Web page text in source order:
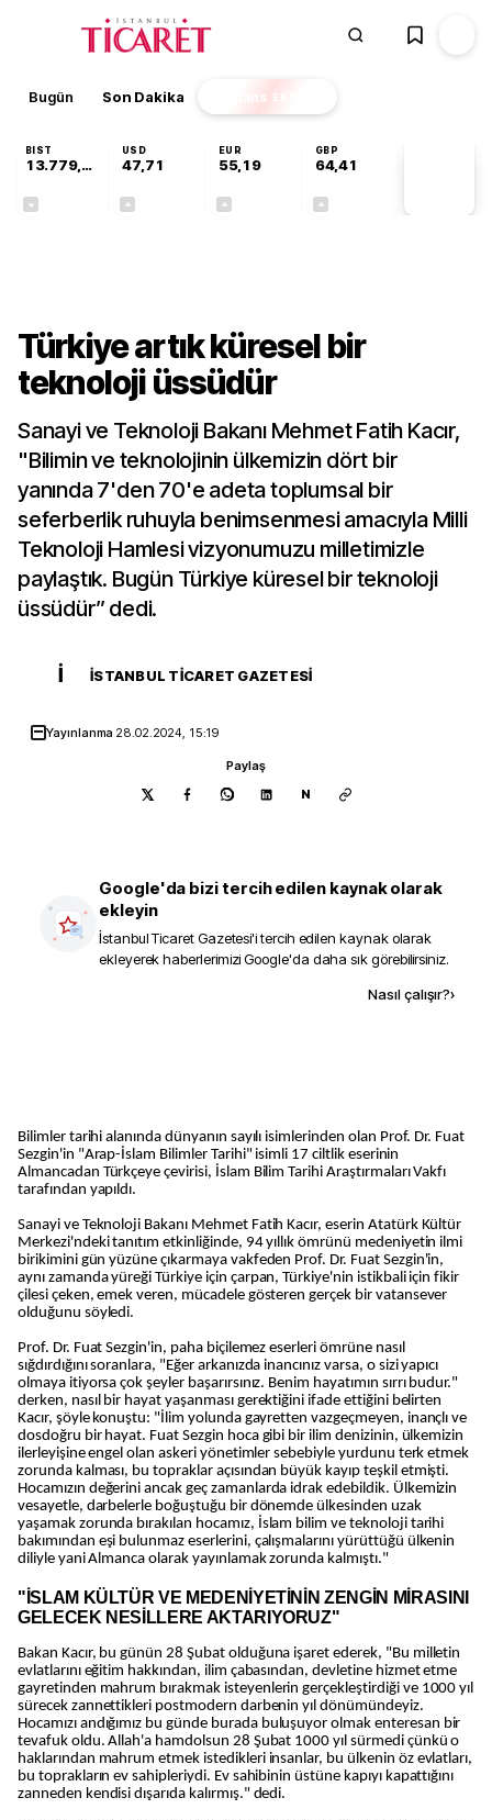
Bugün Son Dakika Finans EKSTRA
BIST
13.779,39
USD
47,71
EUR
55,19
GBP
64,41
Türkiye artık küresel bir
teknoloji üssüdür
Sanayi ve Teknoloji Bakanı Mehmet Fatih Kacır,
"Bilimin ve teknolojinin ülkemizin dört bir
yanında 7'den 70'e adeta toplumsal bir
seferberlik ruhuyla benimsenmesi amacıyla Milli
Teknoloji Hamlesi vizyonumuzu milletimizle
paylaştık. Bugün Türkiye küresel bir teknoloji
üssüdür” dedi.
İ İSTANBUL TICARET GAZETESI
Yayınlanma 28.02.2024, 15:19
Paylaş
N
Google'da bizi tercih edilen kaynak olarak
ekleyin
İstanbul Ticaret Gazetesi'i tercih edilen kaynak olarak
ekleyerek haberlerimizi Google'da daha sık görebilirsiniz.
Nasıl çalışır?›
Bilimler tarihi alanında dünyanın sayılı isimlerinden olan Prof. Dr. Fuat
Sezgin'in "Arap-İslam Bilimler Tarihi" isimli 17 ciltlik eserinin
Almancadan Türkçeye çevirisi, İslam Bilim Tarihi Araştırmaları Vakfı
tarafından yapıldı.
Sanayi ve Teknoloji Bakanı Mehmet Fatih Kacır, eserin Atatürk Kültür
Merkezi'ndeki tanıtım etkinliğinde, 94 yıllık ömrünü medeniyetin ilmi
birikimini gün yüzüne çıkarmaya vakfeden Prof. Dr. Fuat Sezgin'in,
aynı zamanda yüreği Türkiye için çarpan, Türkiye'nin istikbali için fikir
çilesi çeken, emek veren, mücadele gösteren gerçek bir vatansever
olduğunu söyledi.
Prof. Dr. Fuat Sezgin'in, paha biçilemez eserleri ömrüne nasıl
sığdırdığını soranlara, "Eğer arkanızda inancınız varsa, o sizi yapıcı
olmaya itiyorsa çok şeyler başarırsınız. Benim hayatımın sırrı budur."
derken, nasıl bir hayat yaşanması gerektiğini ifade ettiğini belirten
Kacır, şöyle konuştu: "İlim yolunda gayretten vazgeçmeyen, inançlı ve
dosdoğru bir hayat. Fuat Sezgin hoca gibi bir ilim denizinin, ülkemizin
ilerleyişine engel olan askeri yönetimler sebebiyle yurdunu terk etmek
zorunda kalması, bu topraklar açısından büyük kayıp teşkil etmişti.
Hocamızın değerini ancak geç zamanlarda idrak edebildik. Ülkemizin
vesayetle, darbelerle boğuştuğu bir dönemde ülkesinden uzak
yaşamak zorunda bırakılan hocamız, İslam bilim ve teknoloji tarihi
bakımından eşi bulunmaz eserlerini, çalışmalarını yürüttüğü ülkenin
diliyle yani Almanca olarak yayınlamak zorunda kalmıştı."
"İSLAM KÜLTÜR VE MEDENİYETİNİN ZENGİN MİRASINI
GELECEK NESİLLERE AKTARIYORUZ"
Bakan Kacır, bu günün 28 Şubat olduğuna işaret ederek, "Bu milletin
evlatlarını eğitim hakkından, ilim çabasından, devletine hizmet etme
gayretinden mahrum bırakmak isteyenlerin gerçekleştirdiği ve 1000 yıl
sürecek zannettikleri postmodern darbenin yıl dönümündeyiz.
Hocamızı andığımız bu günde burada buluşuyor olmak enteresan bir
tevafuk oldu. Allah'a hamdolsun 28 Şubat 1000 yıl sürmedi çünkü o
haklarından mahrum etmek istedikleri insanlar, bu ülkenin öz evlatları,
bu toprakların ev sahipleriydi. Ev sahibinin üstüne kapıyı kapattığını
zanneden kendisi dışarıda kalırmış." dedi.